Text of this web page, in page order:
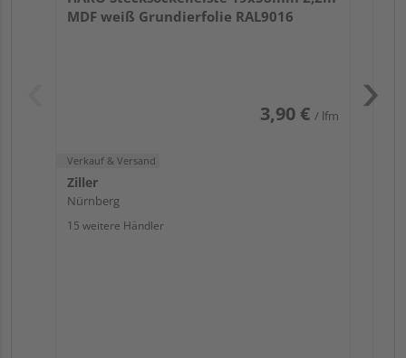
MDF weiß Grundierfolie RAL9016
3,90 € / lfm
Verkauf & Versand
Ziller
Nürnberg
15 weitere Händler